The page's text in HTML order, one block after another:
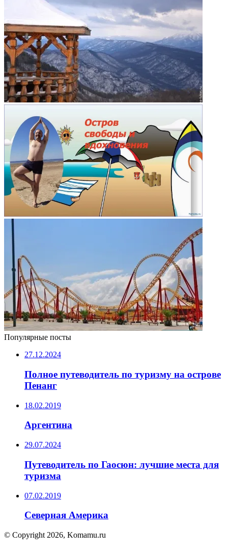
Популярные посты
27.12.2024
Полное путеводитель по туризму на острове
Пенанг
18.02.2019
Аргентина
29.07.2024
Путеводитель по Гаосюн: лучшие места для
туризма
07.02.2019
Северная Америка
© Copyright 2026, Komamu.ru